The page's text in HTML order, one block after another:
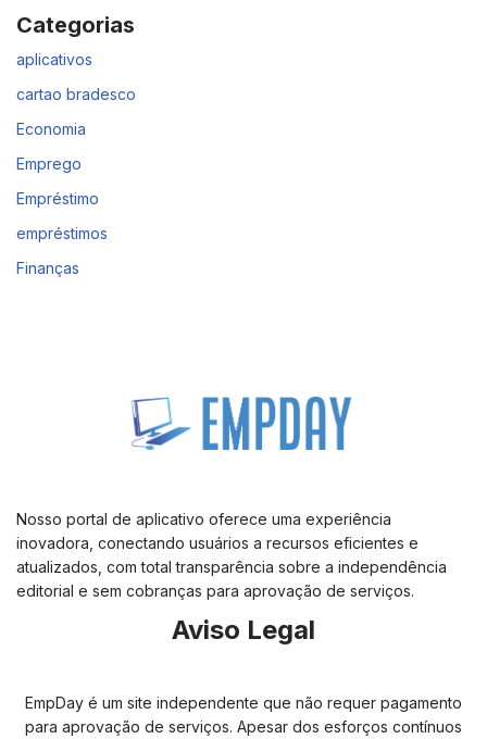
Categorias
aplicativos
cartao bradesco
Economia
Emprego
Empréstimo
empréstimos
Finanças
Nosso portal de aplicativo oferece uma experiência
inovadora, conectando usuários a recursos eficientes e
atualizados, com total transparência sobre a independência
editorial e sem cobranças para aprovação de serviços.
Aviso Legal
EmpDay é um site independente que não requer pagamento
para aprovação de serviços. Apesar dos esforços contínuos